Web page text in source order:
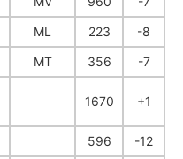
ML 223
-8
MT 356 -7
1670 +1
596
-12